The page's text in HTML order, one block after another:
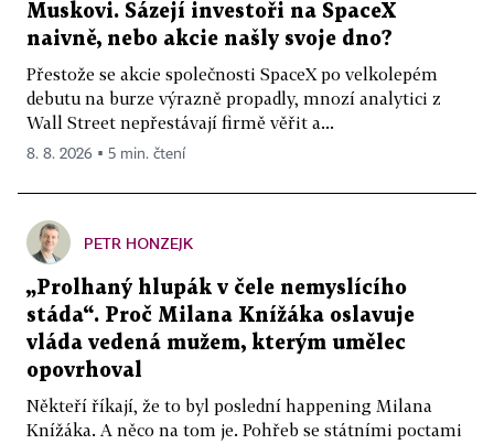
Muskovi. Sázejí investoři na SpaceX
naivně, nebo akcie našly svoje dno?
Přestože se akcie společnosti SpaceX po velkolepém
debutu na burze výrazně propadly, mnozí analytici z
Wall Street nepřestávají firmě věřit a...
8. 8. 2026 ▪ 5 min. čtení
PETR HONZEJK
„Prolhaný hlupák v čele nemyslícího
stáda“. Proč Milana Knížáka oslavuje
vláda vedená mužem, kterým umělec
opovrhoval
Někteří říkají, že to byl poslední happening Milana
Knížáka. A něco na tom je. Pohřeb se státními poctami